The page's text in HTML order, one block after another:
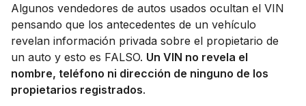
Algunos vendedores de autos usados ocultan el VIN
pensando que los antecedentes de un vehículo
revelan información privada sobre el propietario de
un auto y esto es FALSO. Un VIN no revela el
nombre, teléfono ni dirección de ninguno de los
propietarios registrados.